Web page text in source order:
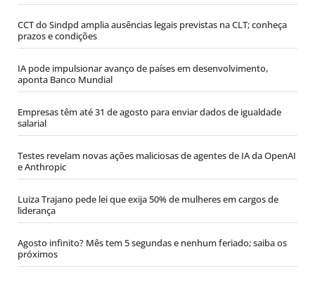
CCT do Sindpd amplia ausências legais previstas na CLT; conheça
prazos e condições
IA pode impulsionar avanço de países em desenvolvimento,
aponta Banco Mundial
Empresas têm até 31 de agosto para enviar dados de igualdade
salarial
Testes revelam novas ações maliciosas de agentes de IA da OpenAI
e Anthropic
Luiza Trajano pede lei que exija 50% de mulheres em cargos de
liderança
Agosto infinito? Mês tem 5 segundas e nenhum feriado; saiba os
próximos